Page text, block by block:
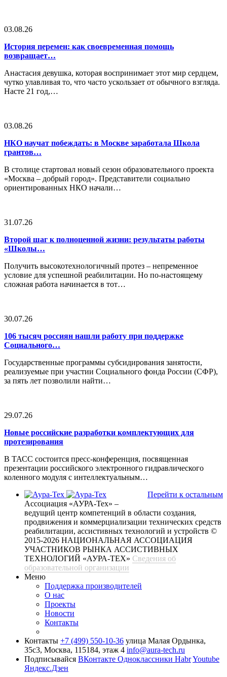
03.08.26
История перемен: как своевременная помощь
возвращает…
Анастасия девушка, которая воспринимает этот мир сердцем,
чутко улавливая то, что часто ускользает от обычного взгляда.
Насте 21 год,…
03.08.26
НКО научат побеждать: в Москве заработала Школа
грантов…
В столице стартовал новый сезон образовательного проекта
«Москва – добрый город». Представители социально
ориентированных НКО начали…
31.07.26
Второй шаг к полноценной жизни: результаты работы
«Школы…
Получить высокотехнологичный протез – непременное
условие для успешной реабилитации. Но по-настоящему
сложная работа начинается в тот…
30.07.26
106 тысяч россиян нашли работу при поддержке
Социального…
Государственные программы субсидирования занятости,
реализуемые при участии Социального фонда России (СФР),
за пять лет позволили найти…
29.07.26
Новые российские разработки комплектующих для
протезирования
В ТАСС состоится пресс-конференция, посвященная
презентации российского электронного гидравлического
коленного модуля с интеллектуальным…
Перейти к остальным
Ассоциация «АУРА-Тех» –
ведущий центр компетенций в области создания,
продвижения и коммерциализации технических средств
реабилитации, ассистивных технологий и устройств ©
2015-2026 НАЦИОНАЛЬНАЯ АССОЦИАЦИЯ
УЧАСТНИКОВ РЫНКА АССИСТИВНЫХ
ТЕХНОЛОГИЙ «АУРА-ТЕХ» Сведения об
образовательной организации
Меню
Поддержка производителей
О нас
Проекты
Новости
Контакты
Контакты +7 (499) 550-10-36 улица Малая Ордынка,
35с3, Москва, 115184, этаж 4 info@aura-tech.ru
Подписывайся ВКонтакте Одноклассники HabrYoutube
Яндекс.Дзен